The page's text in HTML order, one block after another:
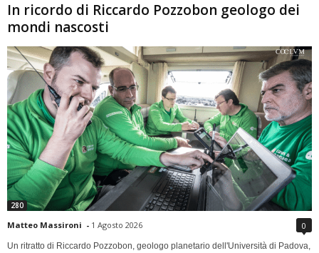
In ricordo di Riccardo Pozzobon geologo dei
mondi nascosti
280
Matteo Massironi - 1 Agosto 2026 0
Un ritratto di Riccardo Pozzobon, geologo planetario dell'Università di Padova,